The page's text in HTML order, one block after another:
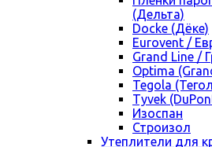
(Дельта)
Docke (Дёке)
Eurovent /
Grand Line /
Optima
Tegola
Tyvek
Изоспан
Строизол
Утеплители для